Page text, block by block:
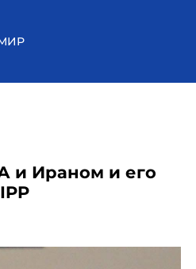
и Ираном и его